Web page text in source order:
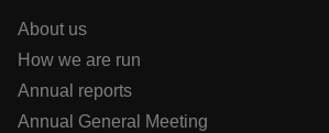
About us
How we are run
Annual reports
Annual General Meeting